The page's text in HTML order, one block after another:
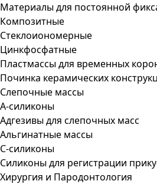
Материалы для постоянной
Композитные
Стеклоиономерные
Цинкфосфатные
Пластмассы для временных
Починка керамических
Слепочные массы
А-силиконы
Адгезивы для слепочных масс
Альгинатные массы
С-силиконы
Силиконы для регистрации
Хирургия и Пародонтология